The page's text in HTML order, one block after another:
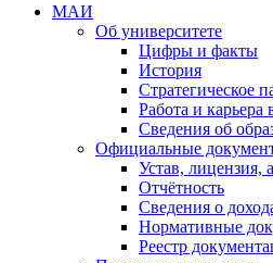
МАИ
Об университете
Цифры и факты
История
Стратегическое
Работа и
Сведения об
Официальные
Устав, лицензия,
Отчётность
Сведения о
Нормативные
Реестр